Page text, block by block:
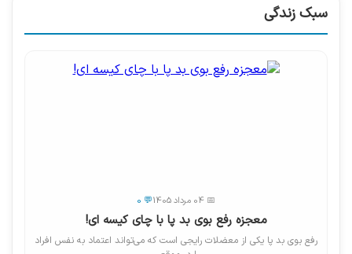
سبک زندگی
📅 04 مرداد 1405 💬 0
معجزه رفع بوی بد پا با چای کیسه ای!
رفع بوی بد پا یکی از معضلات رایجی است که می‌تواند اعتماد به نفس افراد